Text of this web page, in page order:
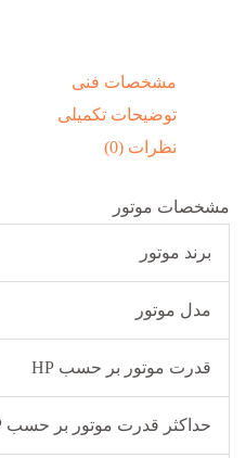
مشخصات فنی
توضیحات تکمیلی
نظرات (0)
مشخصات موتور
برند موتور
مدل موتور
قدرت موتور بر حسب HP
حداکثر قدرت موتور بر حسب HP